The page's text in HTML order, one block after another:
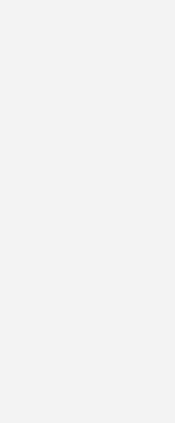
sich bei theoretischen
also
die Verhältnisse anders aus.
Anzahl von